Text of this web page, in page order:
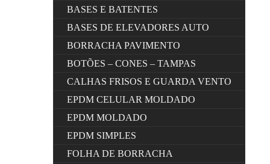
BASES E BATENTES
BASES DE ELEVADORES AUTO
BORRACHA PAVIMENTO
BOTÕES – CONES – TAMPAS
CALHAS FRISOS E GUARDA VENTO
EPDM CELULAR MOLDADO
EPDM MOLDADO
EPDM SIMPLES
FOLHA DE BORRACHA